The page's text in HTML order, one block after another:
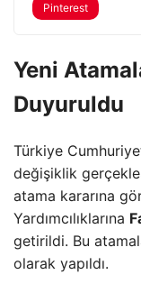
Pinterest
Yeni
Duyuruldu
Türkiye
değişiklik
atama kararına
Yardımcılıklarına
getirildi. Bu
olarak yapıldı.